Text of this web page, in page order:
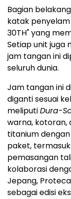
Bagian belakang
katak penyelam
30TH" yang
Setiap unit juga
jam tangan ini
seluruh dunia.
Jam tangan ini
diganti sesuai
meliputiDura-
warna, kotoran,
titanium
paket,
pemasangan
kolaborasi
Jepang,
sebagai edisi